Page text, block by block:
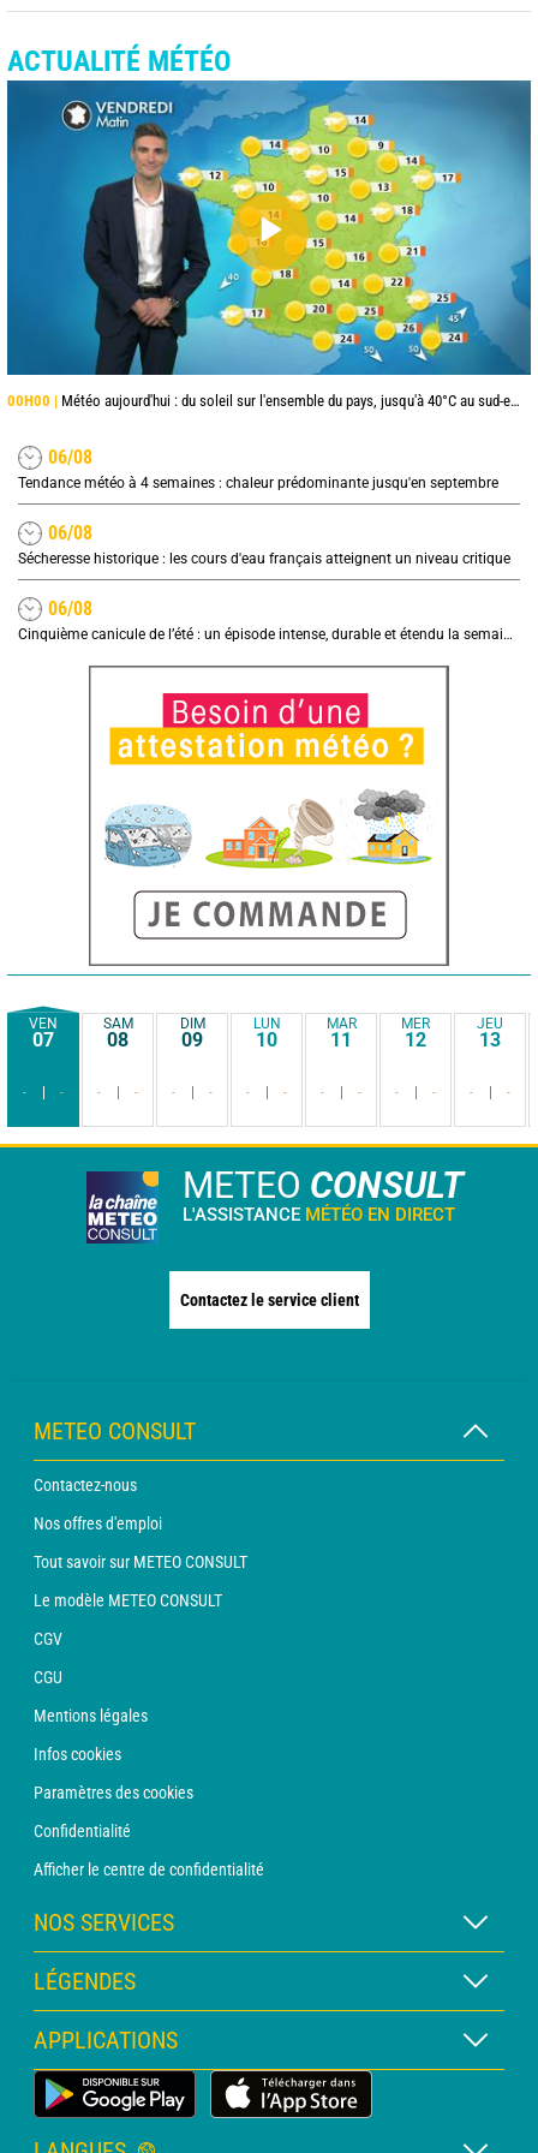
ACTUALITÉ MÉTÉO
00H00 | Météo aujourd'hui : du soleil sur l'ensemble du pays, jusqu'à 40°C au sud-est
06/08
Tendance météo à 4 semaines : chaleur prédominante jusqu'en septembre
06/08
Sécheresse historique : les cours d'eau français atteignent un niveau critique
06/08
Cinquième canicule de l’été : un épisode intense, durable et étendu la semaine prochaine
VEN
07
- -
SAM
08
- -
DIM
09
- -
LUN
10
- -
MAR
11
- -
MER
12
- -
JEU
13
- -
METEO CONSULT
L'ASSISTANCE MÉTÉO EN DIRECT
Contactez le service client
METEO CONSULT
Contactez-nous
Nos offres d'emploi
Tout savoir sur METEO CONSULT
Le modèle METEO CONSULT
CGV
CGU
Mentions légales
Infos cookies
Paramètres des cookies
Confidentialité
Afficher le centre de confidentialité
NOS SERVICES
Abonnement METEO Xpert
Abonnement METEO PRO
Consultation avec un prévisionniste
Bulletin PRO
LÉGENDES
Légende des cartes
Légende des pictogrammes
Glossaire
APPLICATIONS
Application Météo Terrestre